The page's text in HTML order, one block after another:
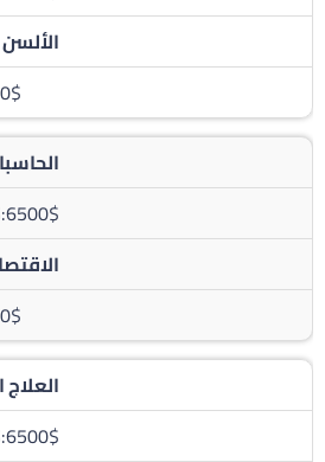
الألسن
6500$:5500$
6500$:5500$